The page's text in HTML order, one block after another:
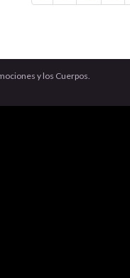
y los Cuerpos.